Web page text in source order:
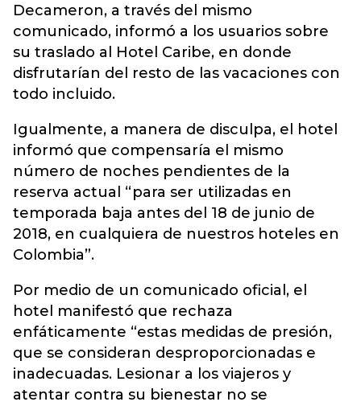
Decameron, a través del mismo
comunicado, informó a los usuarios sobre
su traslado al Hotel Caribe, en donde
disfrutarían del resto de las vacaciones con
todo incluido.
Igualmente, a manera de disculpa, el hotel
informó que compensaría el mismo
número de noches pendientes de la
reserva actual “para ser utilizadas en
temporada baja antes del 18 de junio de
2018, en cualquiera de nuestros hoteles en
Colombia”.
Por medio de un comunicado oficial, el
hotel manifestó que rechaza
enfáticamente “estas medidas de presión,
que se consideran desproporcionadas e
inadecuadas. Lesionar a los viajeros y
atentar contra su bienestar no se